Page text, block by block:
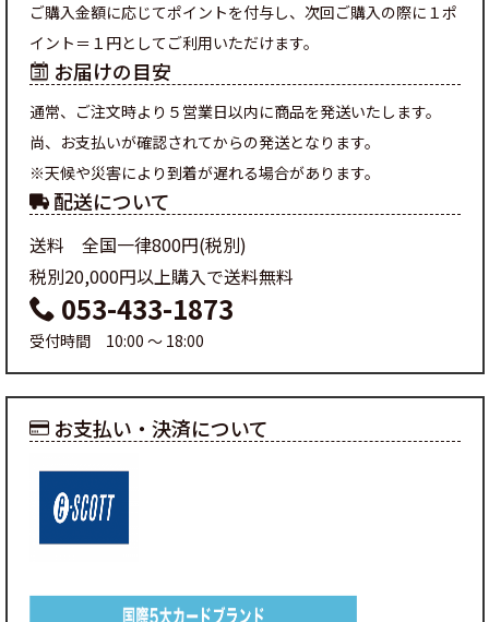
ご購入金額に応じてポイントを付与し、次回ご購入の際に１ポ
イント＝１円としてご利用いただけます。
お届けの目安
通常、ご注文時より５営業日以内に商品を発送いたします。
尚、お支払いが確認されてからの発送となります。
※天候や災害により到着が遅れる場合があります。
配送について
送料 全国一律800円(税別)
税別20,000円以上購入で送料無料
053-433-1873
受付時間 10:00 ～ 18:00
お支払い・決済について